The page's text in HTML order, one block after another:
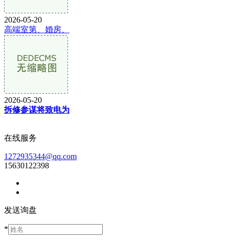
2026-05-20
高端室第、婚房、
2026-05-20
拆修参谋将致电为
在线服务
1272935344@qq.com
15630122398
发送询盘
*